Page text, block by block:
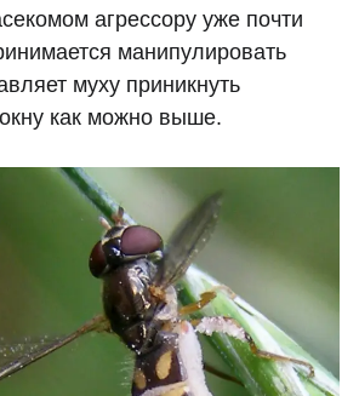
агрессору уже почти
манипулировать
муху приникнуть
как можно выше.